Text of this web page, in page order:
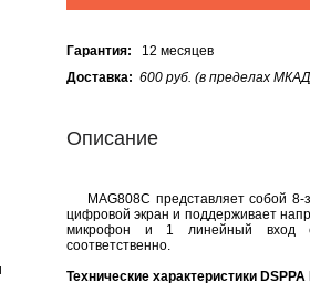
Гарантия: 12 месяцев
Доставка: 600 руб. (в пределах
Описание
MAG808C представляет собой 8-
цифровой экран и поддерживает
микрофон и 1 линейный вход с
соответственно.
Технические характеристики